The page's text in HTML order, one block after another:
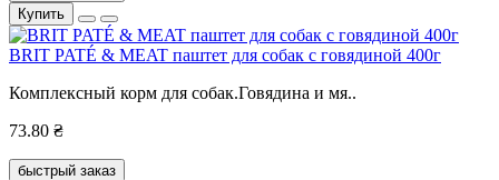
Купить
BRIT PATÉ & MEAT паштет для собак с говядиной 400г
Комплексный корм для собак.Говядина и мя..
73.80 ₴
быстрый заказ